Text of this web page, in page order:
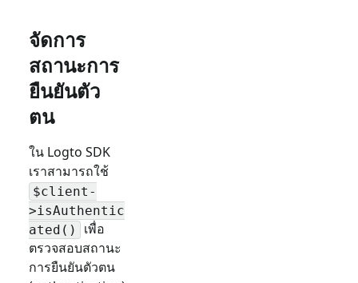
จัดการ
สถานะการ
ยืนยันตัว
ตน
ใน Logto SDK
เราสามารถใช้
$client-
>isAuthentic
ated()
เพื่อ
ตรวจสอบสถานะ
การยืนยันตัวตน